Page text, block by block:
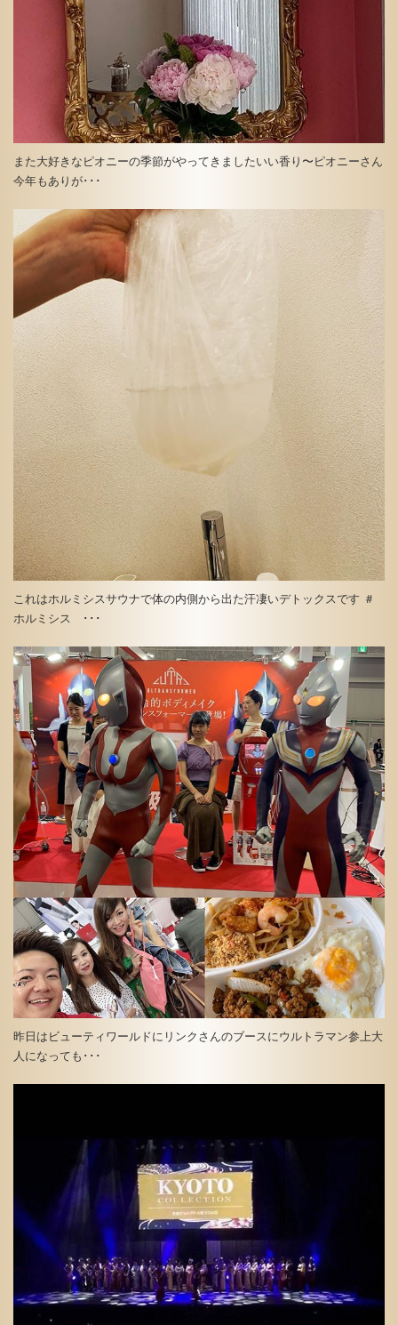
また大好きなピオニーの季節がやってきましたいい香り〜ピオニーさん
今年もありが･･･
これはホルミシスサウナで体の内側から出た汗凄いデトックスです ＃
ホルミシス ･･･
昨日はビューティワールドにリンクさんのブースにウルトラマン参上大
人になっても･･･